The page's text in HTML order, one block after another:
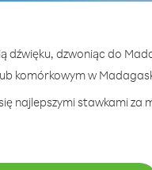
dźwięku, dzwoniąc do
komórkowym w
najlepszymi stawkami za